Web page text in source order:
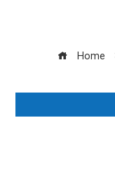
Home